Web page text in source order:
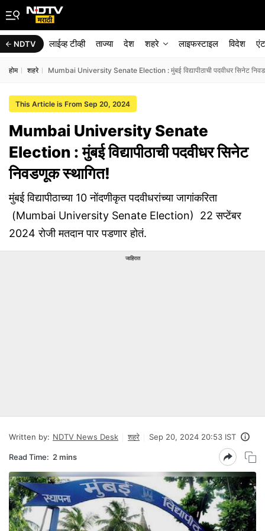
NDTV लाईव्ह टीव्ही ताज्या देश शहरे लाइफस्टाइल विदेश
होम शहरे Mumbai University Senate Election : मुंबई विद्यापीठाची पदवीधर सिनेट
This Article is From Sep 20, 2024
Mumbai University Senate
Election : मुंबई विद्यापीठाची पदवीधर सिनेट
निवडणूक स्थागित!
मुंबई विद्यापीठाच्या 10 नोंदणीकृत पदवीधरांच्या जागांकरिता
(Mumbai University Senate Election) 22 सप्टेंबर
2024 रोजी मतदान पार पडणार होतं.
जाहिरात
Written by: NDTV News Desk शहरे Sep 20, 2024 20:53 IST
Read Time: 2 mins